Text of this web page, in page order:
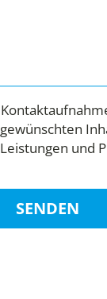
und
SENDEN